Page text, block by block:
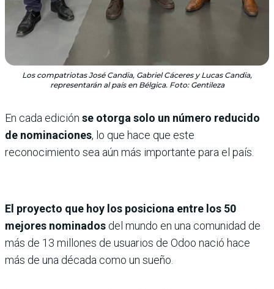
Los compatriotas José Candia, Gabriel Cáceres y Lucas Candia,
representarán al país en Bélgica. Foto: Gentileza
En cada edición se otorga solo un número reducido
de nominaciones, lo que hace que este
reconocimiento sea aún más importante para el país.
El proyecto que hoy los posiciona entre los 50
mejores nominados del mundo en una comunidad de
más de 13 millones de usuarios de Odoo nació hace
más de una década como un sueño.